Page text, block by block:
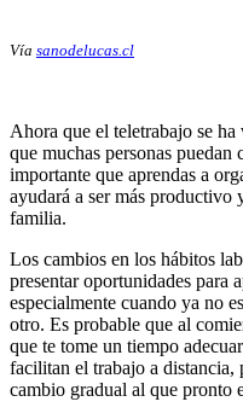
Vía sanodelucas.cl
Ahora que el teletrabajo se
que muchas personas puedan
importante que aprendas a
ayudará a ser más productivo
familia.
Los cambios en los hábitos
presentar oportunidades para
especialmente cuando ya no
otro. Es probable que al
que te tome un tiempo
facilitan el trabajo a distancia,
cambio gradual al que pronto